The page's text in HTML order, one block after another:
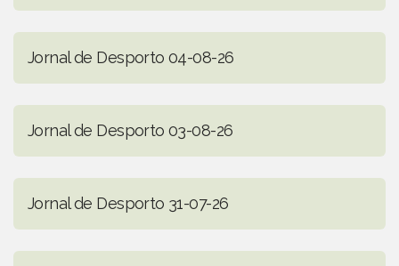
Jornal de Desporto 04-08-26
Jornal de Desporto 03-08-26
Jornal de Desporto 31-07-26